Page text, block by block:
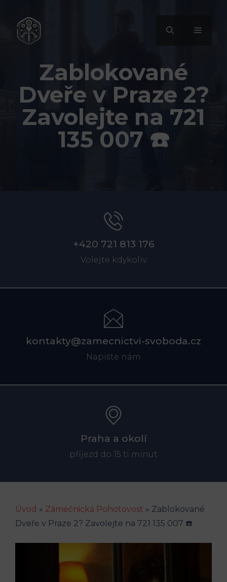
obsah
MENU
Zablokované
Dveře v Praze 2?
Zavolejte na 721
135 007 ☎️
+420 721 813 176
Volejte kdykoliv
kontakty@zamecnictvi-svoboda.cz
Napište nám
Praha a okolí
příjezd do 15 ti minut
Úvod » Zámečnická Pohotovost » Zablokované
Dveře v Praze 2? Zavolejte na 721 135 007 ☎️